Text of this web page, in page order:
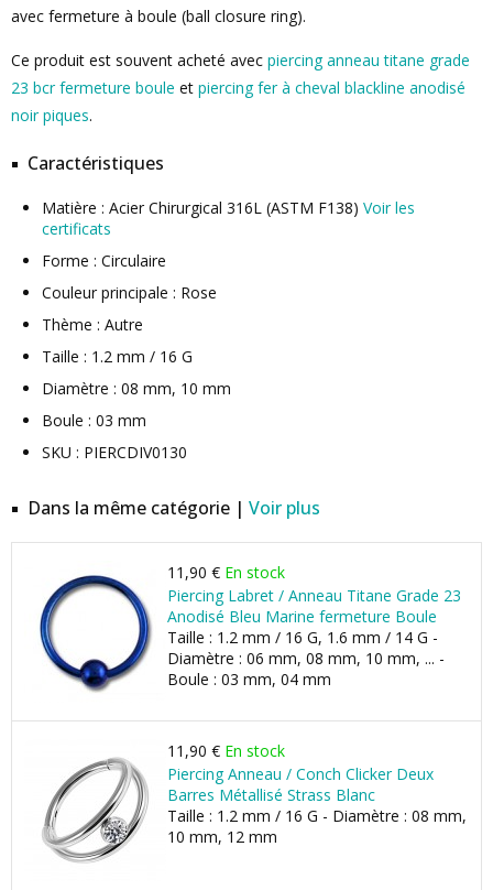
avec fermeture à boule (ball closure ring).
Ce produit est souvent acheté avec piercing anneau titane grade
23 bcr fermeture boule et piercing fer à cheval blackline anodisé
noir piques.
Caractéristiques
Matière : Acier Chirurgical 316L (ASTM F138) Voir les
certificats
Forme : Circulaire
Couleur principale : Rose
Thème : Autre
Taille : 1.2 mm / 16 G
Diamètre : 08 mm, 10 mm
Boule : 03 mm
SKU : PIERCDIV0130
Dans la même catégorie | Voir plus
11,90 € En stock
Piercing Labret / Anneau Titane Grade 23
Anodisé Bleu Marine fermeture Boule
Taille : 1.2 mm / 16 G, 1.6 mm / 14 G -
Diamètre : 06 mm, 08 mm, 10 mm, ... -
Boule : 03 mm, 04 mm
11,90 € En stock
Piercing Anneau / Conch Clicker Deux
Barres Métallisé Strass Blanc
Taille : 1.2 mm / 16 G - Diamètre : 08 mm,
10 mm, 12 mm